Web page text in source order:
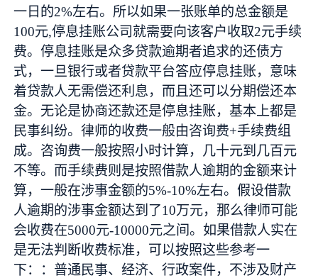
一日的2%左右。所以如果一张账单的总金额是
100元,停息挂账公司就需要向该客户收取2元手续
费。停息挂账是众多贷款逾期者追求的还债方
式，一旦银行或者贷款平台答应停息挂账，意味
着贷款人无需偿还利息，而且还可以分期偿还本
金。无论是协商还款还是停息挂账，基本上都是
民事纠纷。律师的收费一般由咨询费+手续费组
成。咨询费一般按照小时计算，几十元到几百元
不等。而手续费则是按照借款人逾期的金额来计
算，一般在涉事金额的5%-10%左右。假设借款
人逾期的涉事金额达到了10万元，那么律师可能
会收费在5000元-10000元之间。如果借款人实在
是无法判断收费标准，可以按照这些参考一
下：：普通民事、经济、行政案件，不涉及财产